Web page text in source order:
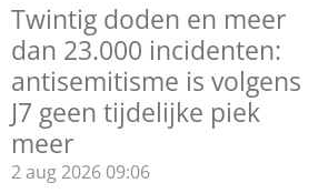
Twintig doden en meer
dan 23.000 incidenten:
antisemitisme is volgens
J7 geen tijdelijke piek
meer
2 aug 2026 09:06